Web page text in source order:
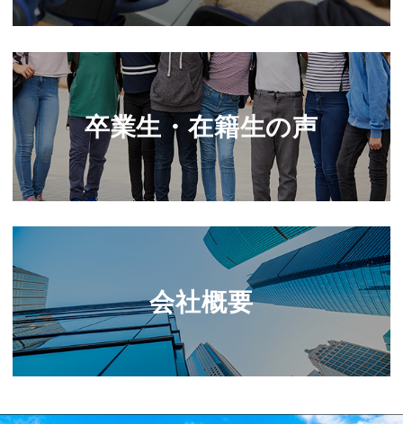
卒業生・在籍生の声
会社概要